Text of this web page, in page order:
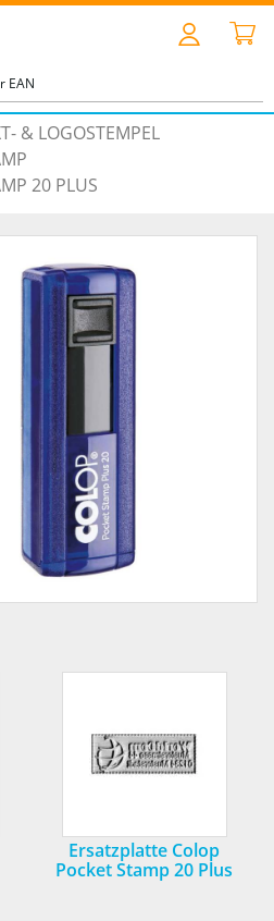
& LOGOSTEMPEL
20 PLUS
Ersatzplatte Colop
Pocket Stamp 20 Plus